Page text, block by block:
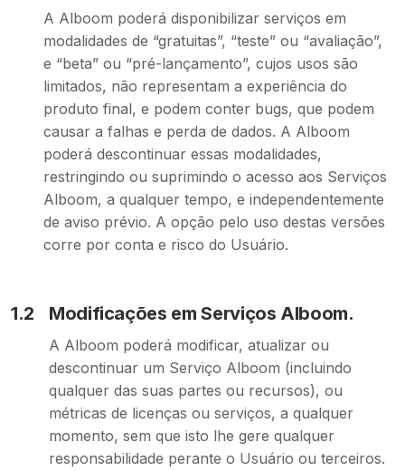
A Alboom poderá disponibilizar serviços em
modalidades de “gratuitas”, “teste” ou “avaliação”,
e “beta” ou “pré-lançamento”, cujos usos são
limitados, não representam a experiência do
produto final, e podem conter bugs, que podem
causar a falhas e perda de dados. A Alboom
poderá descontinuar essas modalidades,
restringindo ou suprimindo o acesso aos Serviços
Alboom, a qualquer tempo, e independentemente
de aviso prévio. A opção pelo uso destas versões
corre por conta e risco do Usuário.
1.2 Modificações em Serviços Alboom.
A Alboom poderá modificar, atualizar ou
descontinuar um Serviço Alboom (incluindo
qualquer das suas partes ou recursos), ou
métricas de licenças ou serviços, a qualquer
momento, sem que isto lhe gere qualquer
responsabilidade perante o Usuário ou terceiros.